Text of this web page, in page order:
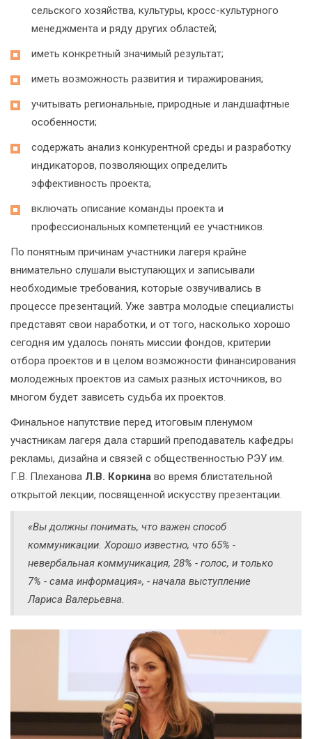
сельского хозяйства, культуры, кросс-культурного
менеджмента и ряду других областей;
иметь конкретный значимый результат;
иметь возможность развития и тиражирования;
учитывать региональные, природные и ландшафтные
особенности;
содержать анализ конкурентной среды и разработку
индикаторов, позволяющих определить
эффективность проекта;
включать описание команды проекта и
профессиональных компетенций ее участников.
По понятным причинам участники лагеря крайне
внимательно слушали выступающих и записывали
необходимые требования, которые озвучивались в
процессе презентаций. Уже завтра молодые специалисты
представят свои наработки, и от того, насколько хорошо
сегодня им удалось понять миссии фондов, критерии
отбора проектов и в целом возможности финансирования
молодежных проектов из самых разных источников, во
многом будет зависеть судьба их проектов.
Финальное напутствие перед итоговым пленумом
участникам лагеря дала старший преподаватель кафедры
рекламы, дизайна и связей с общественностью РЭУ им.
Г.В. Плеханова Л.В. Коркина во время блистательной
открытой лекции, посвященной искусству презентации.
«Вы должны понимать, что важен способ
коммуникации. Хорошо известно, что 65% -
невербальная коммуникация, 28% - голос, и только
7% - сама информация», - начала выступление
Лариса Валерьевна.